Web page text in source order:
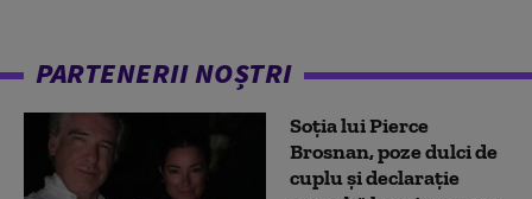
PARTENERII NOȘTRI
Soția lui Pierce
Brosnan, poze dulci de
cuplu și declarație